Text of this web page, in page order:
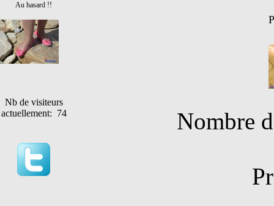
Au hasard !!
Nb de visiteurs
actuellement: 74
Nombre